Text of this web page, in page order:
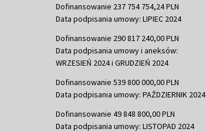
Dofinansowanie 237 754 754,24 PLN
Data podpisania umowy: LIPIEC 2024
Dofinansowanie 290 817 240,00 PLN
Data podpisania umowy i aneksów:
WRZESIEŃ 2024 i GRUDZIEŃ 2024
Dofinansowanie 539 800 000,00 PLN
Data podpisania umowy: PAŹDZIERNIK 2024
Dofinansowanie 49 848 800,00 PLN
Data podpisania umowy: LISTOPAD 2024